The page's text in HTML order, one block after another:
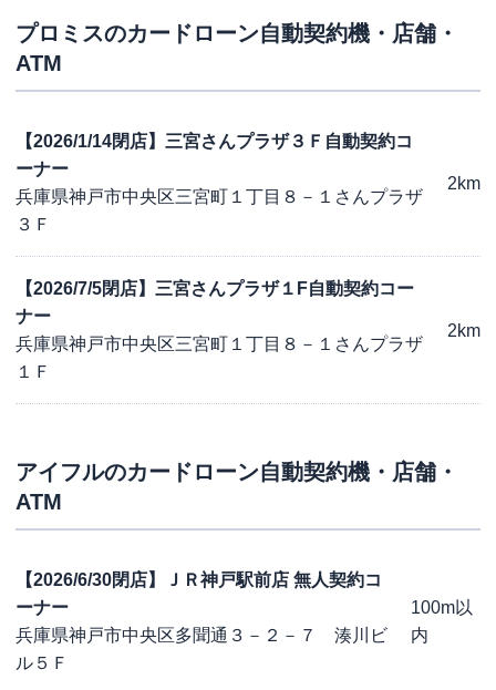
プロミスのカードローン自動契約機・店舗・
ATM
【2026/1/14閉店】三宮さんプラザ３Ｆ自動契約コ
ーナー
兵庫県神戸市中央区三宮町１丁目８－１さんプラザ
３Ｆ
2km
【2026/7/5閉店】三宮さんプラザ１F自動契約コー
ナー
兵庫県神戸市中央区三宮町１丁目８－１さんプラザ
１Ｆ
2km
アイフルのカードローン自動契約機・店舗・
ATM
【2026/6/30閉店】ＪＲ神戸駅前店 無人契約コ
ーナー
兵庫県神戸市中央区多聞通３－２－７ 湊川ビ
ル５Ｆ
100m以
内